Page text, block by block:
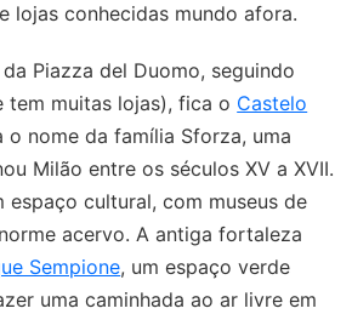
lojas conhecidas mundo afora.
Piazza del Duomo, seguindo
tem muitas lojas), fica o Castelo
o nome da família Sforza, uma
Milão entre os séculos XV a XVII.
espaço cultural, com museus de
acervo. A antiga fortaleza
Sempione, um espaço verde
uma caminhada ao ar livre em